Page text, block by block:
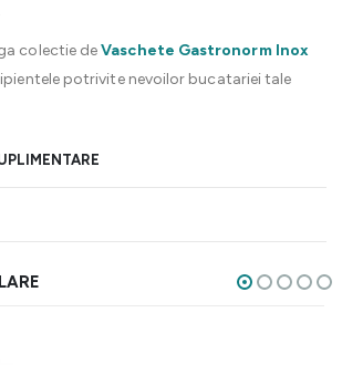
colectie deVaschete Gastronorm Inox
potrivite nevoilor bucatariei tale